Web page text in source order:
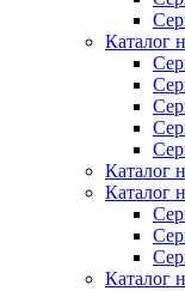
Каталог
Каталог
Каталог
Каталог